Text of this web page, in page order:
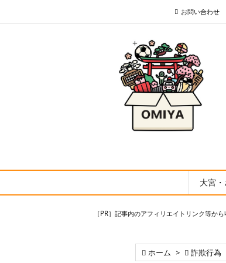
大宮
お問い合わせ
［PR］記事内のアフィリエイトリンク等か
 ホーム >  詐欺行為